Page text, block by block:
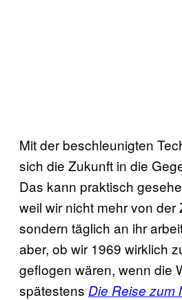
Mit der beschleunigten
sich die Zukunft in die
Das kann praktisch
weil wir nicht mehr von der
sondern täglich an ihr
aber, ob wir 1969 wirklich
geflogen wären, wenn die
spätestens Die Reise zum